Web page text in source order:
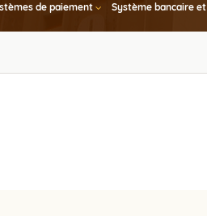
de paiement Système bancaire